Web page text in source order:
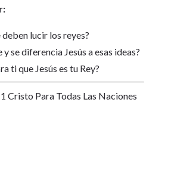
lucir los reyes?
y se diferencia Jesús a esas ideas?
ti que Jesús es tu Rey?
Cristo Para Todas Las Naciones